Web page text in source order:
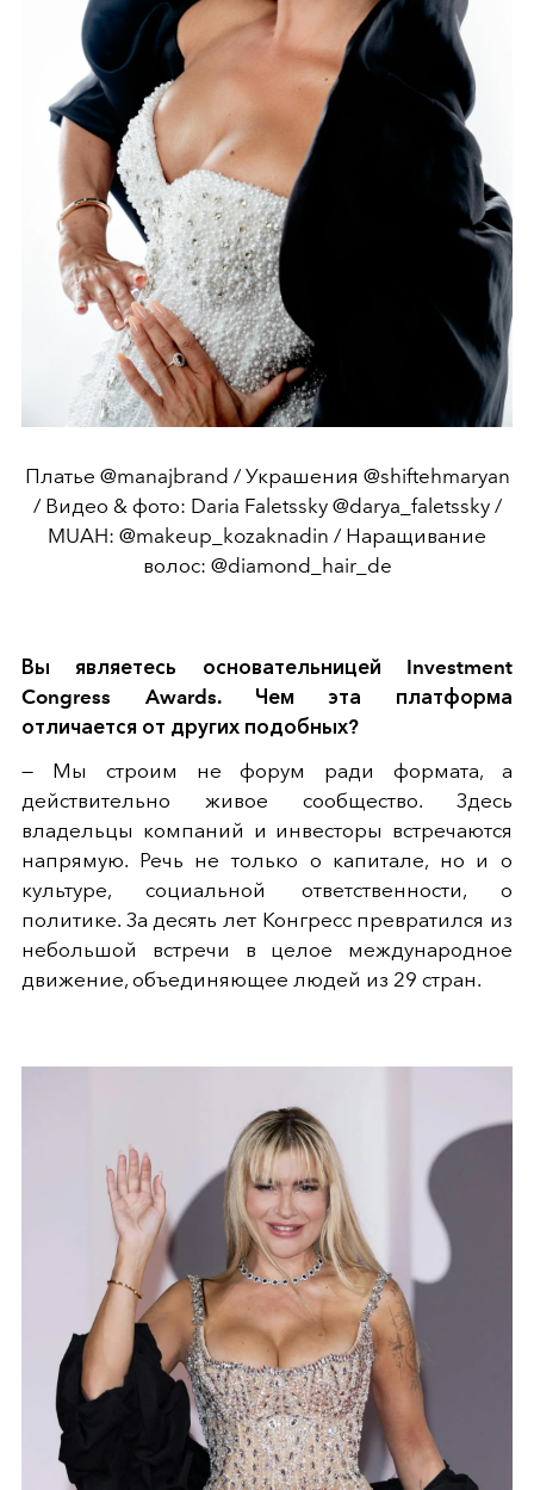
Платье @manajbrand / Украшения @shiftehmaryan
/ Видео & фото: Daria Faletssky @darya_faletssky /
MUAH: @makeup_kozaknadin / Наращивание
волос: @diamond_hair_de
Вы являетесь основательницей Investment
Congress Awards. Чем эта платформа
отличается от других подобных?
— Мы строим не форум ради формата, а
действительно живое сообщество. Здесь
владельцы компаний и инвесторы встречаются
напрямую. Речь не только о капитале, но и о
культуре, социальной ответственности, о
политике. За десять лет Конгресс превратился из
небольшой встречи в целое международное
движение, объединяющее людей из 29 стран.